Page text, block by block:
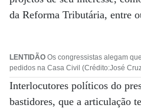
da Reforma Tributária, entre
LENTIDÃO Os congressistas alegam
pedidos na Casa Civil (Crédito:José
Interlocutores políticos do
bastidores, que a articulação